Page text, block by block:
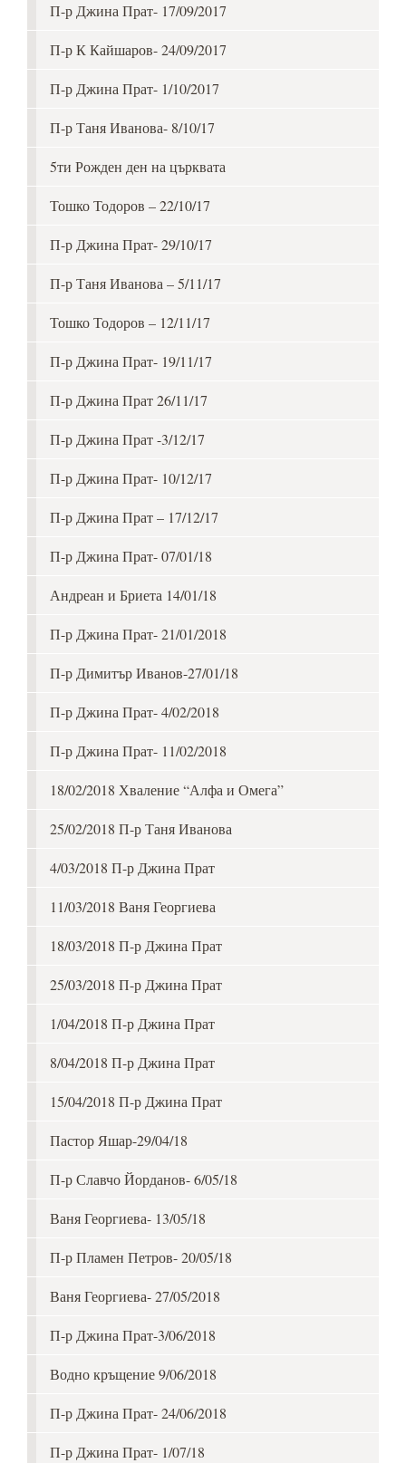
П-р Джина Прат- 17/09/2017
П-р К Кайшаров- 24/09/2017
П-р Джина Прат- 1/10/2017
П-р Таня Иванова- 8/10/17
5ти Рожден ден на църквата
Тошко Тодоров – 22/10/17
П-р Джина Прат- 29/10/17
П-р Таня Иванова – 5/11/17
Тошко Тодоров – 12/11/17
П-р Джина Прат- 19/11/17
П-р Джина Прат 26/11/17
П-р Джина Прат -3/12/17
П-р Джина Прат- 10/12/17
П-р Джина Прат – 17/12/17
П-р Джина Прат- 07/01/18
Андреан и Бриета 14/01/18
П-р Джина Прат- 21/01/2018
П-р Димитър Иванов-27/01/18
П-р Джина Прат- 4/02/2018
П-р Джина Прат- 11/02/2018
18/02/2018 Хваление “Алфа и Омега”
25/02/2018 П-р Таня Иванова
4/03/2018 П-р Джина Прат
11/03/2018 Ваня Георгиева
18/03/2018 П-р Джина Прат
25/03/2018 П-р Джина Прат
1/04/2018 П-р Джина Прат
8/04/2018 П-р Джина Прат
15/04/2018 П-р Джина Прат
Пастор Яшар-29/04/18
П-р Славчо Йорданов- 6/05/18
Ваня Георгиева- 13/05/18
П-р Пламен Петров- 20/05/18
Ваня Георгиева- 27/05/2018
П-р Джина Прат-3/06/2018
Водно кръщение 9/06/2018
П-р Джина Прат- 24/06/2018
П-р Джина Прат- 1/07/18